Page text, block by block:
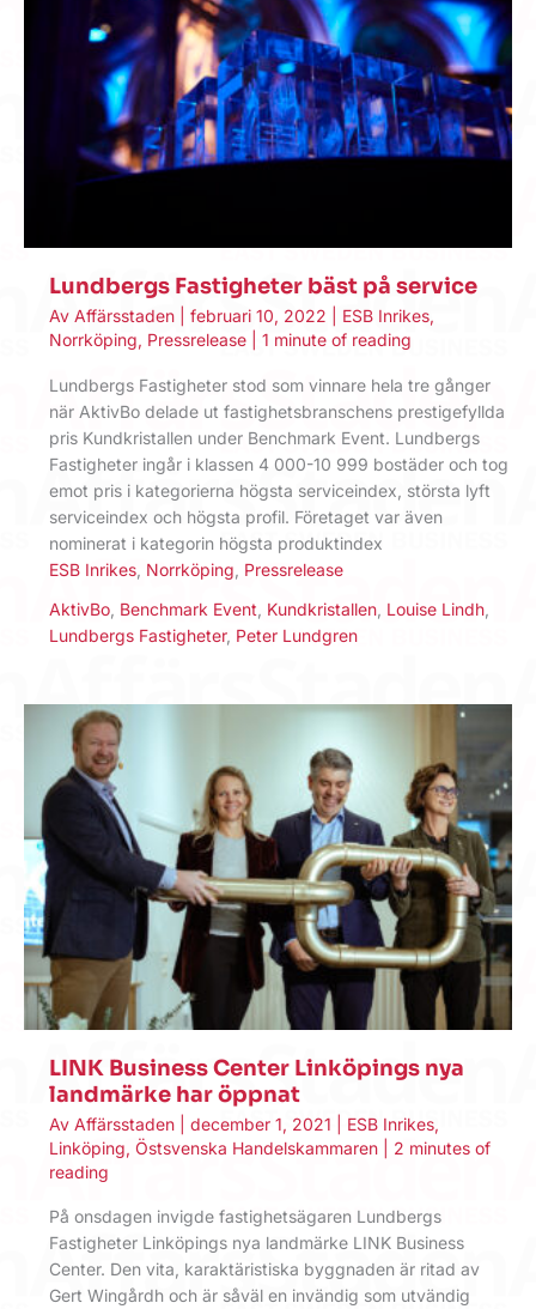
Lundbergs Fastigheter bäst på service
Av Affärsstaden februari 10, 2022 ESB Inrikes,
Norrköping, Pressrelease 1 minute of reading
Lundbergs Fastigheter stod som vinnare hela tre gånger
när AktivBo delade ut fastighetsbranschens prestigefyllda
pris Kundkristallen under Benchmark Event. Lundbergs
Fastigheter ingår i klassen 4 000-10 999 bostäder och tog
emot pris i kategorierna högsta serviceindex, största lyft
serviceindex och högsta profil. Företaget var även
nominerat i kategorin högsta produktindex
ESB Inrikes Norrköping Pressrelease
AktivBo Benchmark Event Kundkristallen Louise Lindh
Lundbergs Fastigheter, Peter Lundgren
LINK Business Center Linköpings nya
landmärke har öppnat
Av Affärsstaden december 1, 2021 ESB Inrikes,
Linköping, Östsvenska Handelskammaren
2 minutes of
reading
På onsdagen invigde fastighetsägaren Lundbergs
Fastigheter Linköpings nya landmärke LINK Business
Center. Den vita, karaktäristiska byggnaden är ritad av
Gert Wingårdh och är såväl en invändig som utvändig